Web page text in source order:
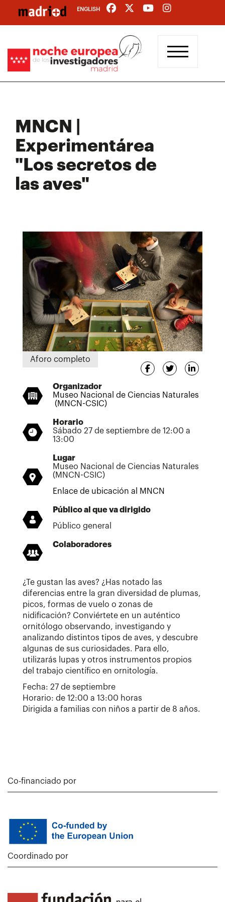
contenido
ENGLISH
MNCN |
Experimentárea
"Los secretos de
las aves"
Aforo completo
Organizador
Museo Nacional de Ciencias Naturales
(MNCN-CSIC)
Horario
Sábado 27 de septiembre de 12:00 a
13:00
Lugar
Museo Nacional de Ciencias Naturales
(MNCN-CSIC)
Enlace de ubicación al MNCN
Público al que va dirigido
Público general
Colaboradores
¿Te gustan las aves? ¿Has notado las
diferencias entre la gran diversidad de plumas,
picos, formas de vuelo o zonas de
nidificación? Conviértete en un auténtico
ornitólogo observando, investigando y
analizando distintos tipos de aves, y descubre
algunas de sus curiosidades. Para ello,
utilizarás lupas y otros instrumentos propios
del trabajo científico en ornitología.
Fecha: 27 de septiembre
Horario: de 12:00 a 13:00 horas
Dirigida a familias con niños a partir de 8 años.
Co-financiado por
Coordinado por